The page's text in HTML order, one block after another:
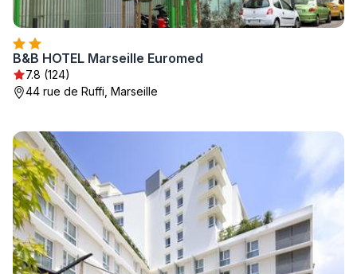
B&B HOTEL Marseille Euromed
7.8 (124)
44 rue de Ruffi, Marseille